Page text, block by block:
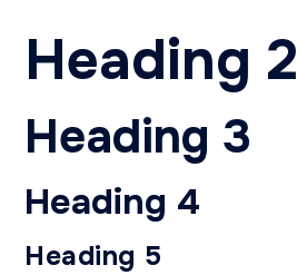
Heading 2
Heading 3
Heading 4
Heading 5